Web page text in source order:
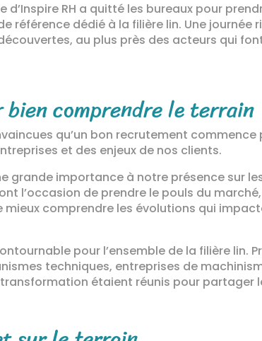
d’Inspire RH a quitté les bureaux pour
référence dédié à la filière lin. Une journée
au plus près des acteurs qui
comprendre le terrain
qu’un bon recrutement commence
et des enjeux de nos clients.
grande importance à notre présence sur
l’occasion de prendre le pouls du
comprendre les évolutions qui
pour l’ensemble de la filière lin.
techniques, entreprises de
étaient réunis pour partager